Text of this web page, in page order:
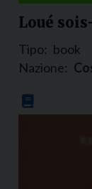
Loué
Tipo: book
Nazione: